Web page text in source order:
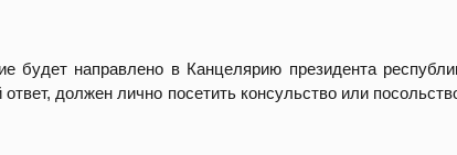
будет направлено в Канцелярию президента
должен лично посетить консульство или